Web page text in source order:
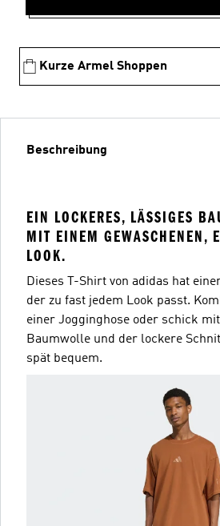
Kurze Armel Shoppen
Beschreibung
EIN LOCKERES, LÄSSIGES
MIT EINEM GEWASCHENEN,
LOOK.
Dieses T-Shirt von adidas hat
der zu fast jedem Look passt.
einer Jogginghose oder schick
Baumwolle und der lockere
spät bequem.